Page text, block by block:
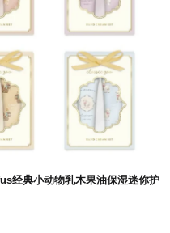
经典小动物乳木果油保湿迷你护